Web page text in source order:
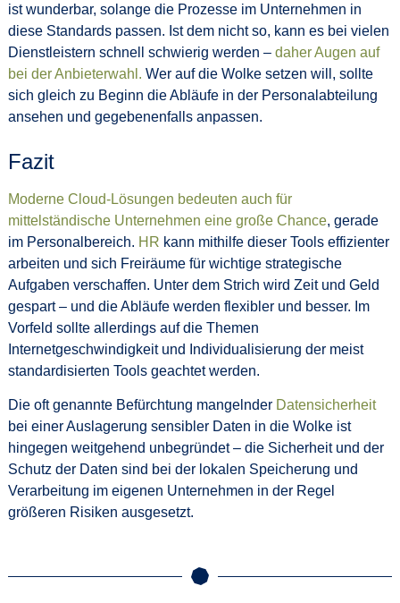
ist wunderbar, solange die Prozesse im Unternehmen in
diese Standards passen. Ist dem nicht so, kann es bei vielen
Dienstleistern schnell schwierig werden – daher Augen auf
bei der Anbieterwahl. Wer auf die Wolke setzen will, sollte
sich gleich zu Beginn die Abläufe in der Personalabteilung
ansehen und gegebenenfalls anpassen.
Fazit
Moderne Cloud-Lösungen bedeuten auch für
mittelständische Unternehmen eine große Chance, gerade
im Personalbereich. HR kann mithilfe dieser Tools effizienter
arbeiten und sich Freiräume für wichtige strategische
Aufgaben verschaffen. Unter dem Strich wird Zeit und Geld
gespart – und die Abläufe werden flexibler und besser. Im
Vorfeld sollte allerdings auf die Themen
Internetgeschwindigkeit und Individualisierung der meist
standardisierten Tools geachtet werden.
Die oft genannte Befürchtung mangelnder Datensicherheit
bei einer Auslagerung sensibler Daten in die Wolke ist
hingegen weitgehend unbegründet – die Sicherheit und der
Schutz der Daten sind bei der lokalen Speicherung und
Verarbeitung im eigenen Unternehmen in der Regel
größeren Risiken ausgesetzt.